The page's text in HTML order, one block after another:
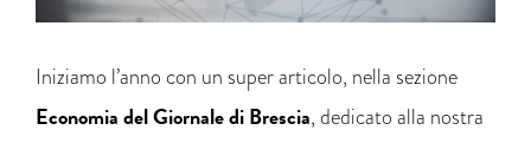
Iniziamo l’anno con un super articolo, nella sezione
Economia del Giornale di Brescia, dedicato alla nostra